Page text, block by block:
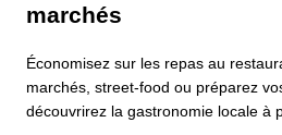
marchés
Économisez sur les repas au
marchés, street-food ou préparez
découvrirez la gastronomie locale à